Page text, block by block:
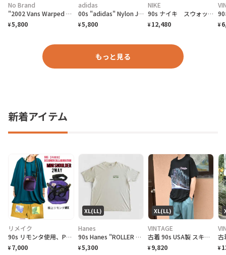
No Brand
"2002 Vans Warped Tour" T-Shirt バンズ ワープドツアーTシャツ [M]
¥5,800
adidas
00s "adidas" Nylon Jacket アディダス ナイロン ジャケット[L]
¥5,800
NIKE
90s ナイキ スウォッシュ 刺繍ワンポイント ハーフボタン アノラックパーカー
¥ 12,480 ¥
もっと見る
新着アイテム
リメイク
90s リモンタ使用、PUフェードベルト、化繊テックコードベルトミニショルダー
¥ 7,000
XL(LL)
Hanes
90s Hanes "ROLLER FROG LIFEFORMS International" T-Shirt ライフフォームズ ローラーフロッグ Tシャツ [XL]
¥5,300
XL(LL)
VINTAGE
古着 90s USA製 スキーリゾート スーベニアTシャツ プリントTシャツ 黒
¥ 9,820 ¥